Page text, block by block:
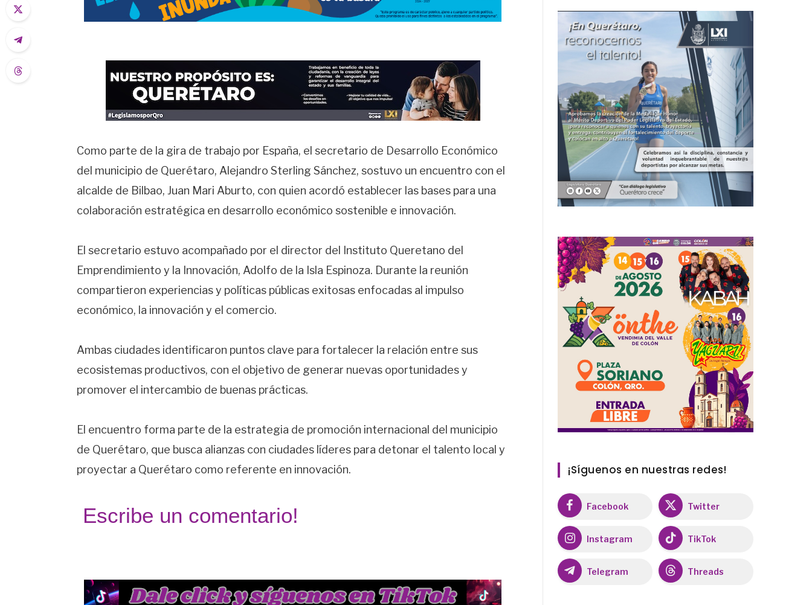
Como parte de la gira de trabajo por España, el secretario de Desarrollo Económico
del municipio de Querétaro, Alejandro Sterling Sánchez, sostuvo un encuentro con el
alcalde de Bilbao, Juan Mari Aburto, con quien acordó establecer las bases para una
colaboración estratégica en desarrollo económico sostenible e innovación.
El secretario estuvo acompañado por el director del Instituto Queretano del
Emprendimiento y la Innovación, Adolfo de la Isla Espinoza. Durante la reunión
compartieron experiencias y políticas públicas exitosas enfocadas al impulso
económico, la innovación y el comercio.
Ambas ciudades identificaron puntos clave para fortalecer la relación entre sus
ecosistemas productivos, con el objetivo de generar nuevas oportunidades y
promover el intercambio de buenas prácticas.
El encuentro forma parte de la estrategia de promoción internacional del municipio
de Querétaro, que busca alianzas con ciudades líderes para detonar el talento local y
proyectar a Querétaro como referente en innovación.
Escribe un comentario!
¡Síguenos en nuestras redes!
Facebook Twitter
Instagram TikTok
Telegram Threads